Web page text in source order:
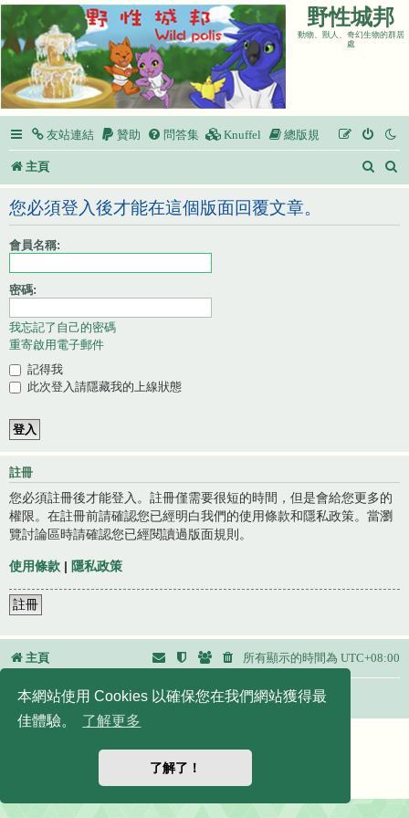
本網站使用 Cookies 以確保您在我們網站獲得最
佳體驗。
了解更多
了解了！
野性城邦
動物、獸人、奇幻生物的群居
處
友站連結 贊助 問答集 Knuffel 總版規
主頁
搜
您必須登入後才能在這個版面回覆文章。
會員名稱:
密碼:
我忘記了自己的密碼
重寄啟用電子郵件
記得我
此次登入請隱藏我的上線狀態
註冊
您必須註冊後才能登入。註冊僅需要很短的時間，但是會給您更多的
權限。在註冊前請確認您已經明白我們的使用條款和隱私政策。當瀏
覽討論區時請確認您已經閱讀過版面規則。
使用條款 | 隱私政策
註冊
主頁 所有顯示的時間為 UTC+08:00
友站連結：
正體中文語系由竹貓星球維護製作
默認頭像擴展© 2017, 2018 - 3Di